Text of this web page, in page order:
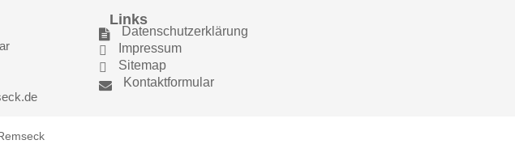
Links

Datenschutzerklärung

Impressum

Sitemap
 Kontaktformular